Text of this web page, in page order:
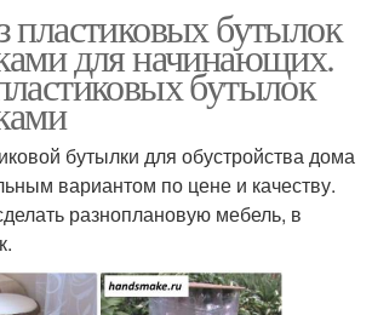
пластиковых бутылок
для начинающих.
бутылок
бутылки для обустройства дома
вариантом по цене и качеству.
разноплановую мебель, в